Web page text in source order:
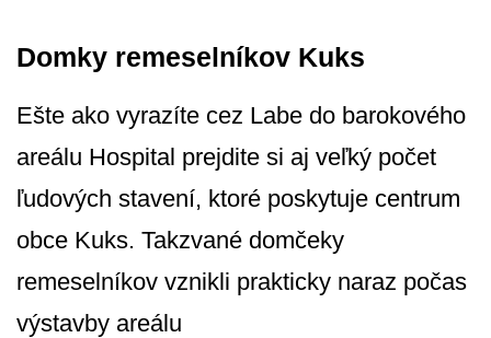
Domky remeselníkov Kuks
Ešte ako vyrazíte cez Labe do barokového
areálu Hospital prejdite si aj veľký počet
ľudových stavení, ktoré poskytuje centrum
obce Kuks. Takzvané domčeky
remeselníkov vznikli prakticky naraz počas
výstavby areálu